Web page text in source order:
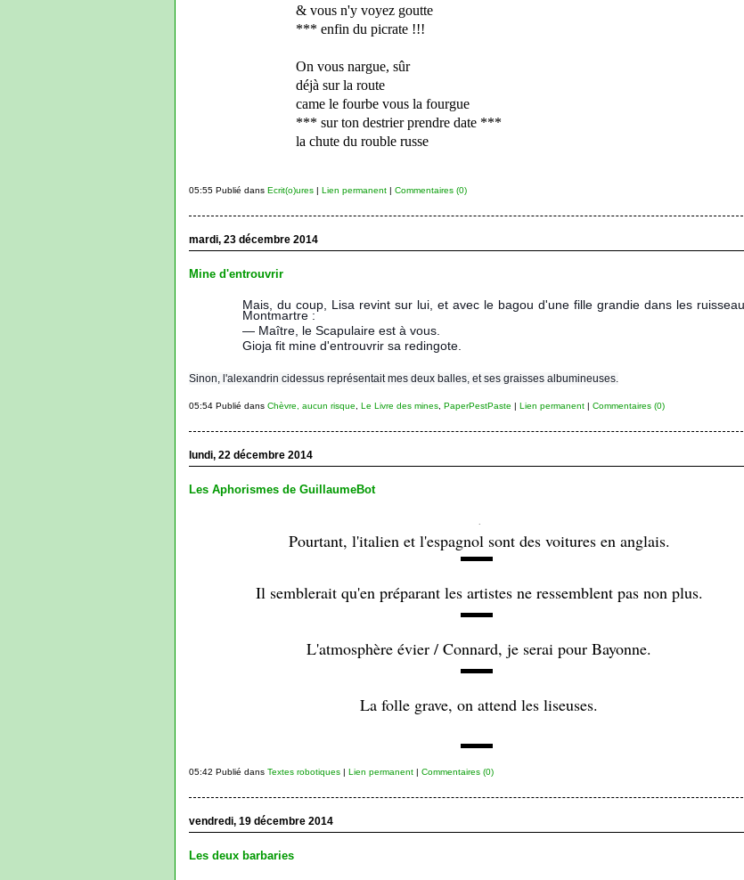
& vous n'y voyez goutte
*** enfin du picrate !!!
On vous nargue, sûr
déjà sur la route
came le fourbe vous la fourgue
*** sur ton destrier prendre date ***
la chute du rouble russe
05:55 Publié dans Ecrit(o)ures| Lien permanent| Commentaires (0)
mardi, 23 décembre 2014
Mine d'entrouvrir
Mais, du coup, Lisa revint sur lui, et avec le bagou d'une fille grandie dans les
Montmartre :
— Maître, le Scapulaire est à vous.
Gioja fit mine d'entrouvrir sa redingote.
Sinon, l'alexandrin cidessus représentait mes deux balles, et ses graisses albumineuses.
05:54 Publié dans Chèvre, aucun risque Le Livre des mines, PaperPestPaste | Lien permanent| Commentaires (0)
lundi, 22 décembre 2014
Les Aphorismes de GuillaumeBot
.
Pourtant, l'italien et l'espagnol sont des voitures en anglais.
▬▬
Il semblerait qu'en préparant les artistes ne ressemblent pas non plus.
▬▬
L'atmosphère évier / Connard, je serai pour Bayonne.
▬▬
La folle grave, on attend les liseuses.
▬▬
05:42 Publié dans Textes robotiques| Lien permanent| Commentaires (0)
vendredi, 19 décembre 2014
Les deux barbaries